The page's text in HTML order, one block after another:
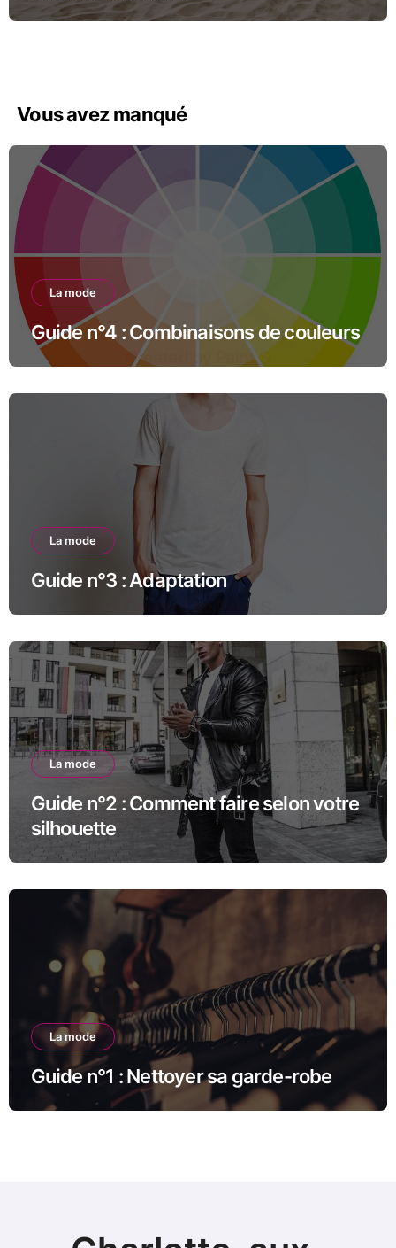
Vous avez manqué
La mode
Guide n°4 : Combinaisons de couleurs
La mode
Guide n°3 : Adaptation
La mode
Guide n°2 : Comment faire selon votre
silhouette
La mode
Guide n°1 : Nettoyer sa garde-robe